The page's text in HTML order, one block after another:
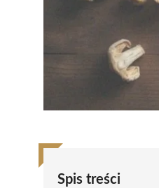
Spis treści